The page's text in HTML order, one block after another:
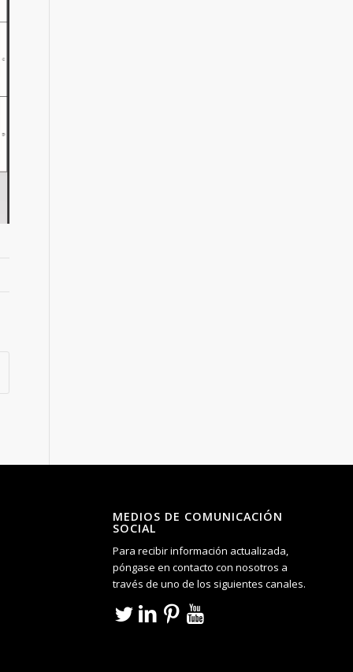
MEDIOS DE COMUNICACIÓN
SOCIAL
Para recibir información actualizada,
póngase en contacto con nosotros a
través de uno de los siguientes canales.